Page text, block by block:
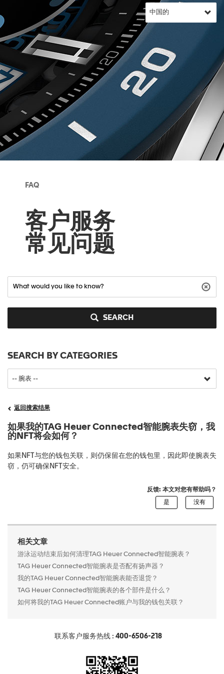
FAQ
客户服务
常见问题
SEARCH
SEARCH BY CATEGORIES
返回搜索结果
如果我的TAG Heuer Connected智能腕表失窃，我
的NFT将会如何？
如果NFT与您的钱包关联，则仍保留在您的钱包里，因此即使腕表失
窃，仍可确保NFT安全。
反馈: 本文对您有帮助吗？
相关文章
游泳运动结束后如何清理TAG Heuer Connected智能腕表？
TAG Heuer Connected智能腕表是否配有扬声器？
我的TAG Heuer Connected智能腕表能否退货？
TAG Heuer Connected智能腕表的各个部件是什么？
如何将我的TAG Heuer Connected账户与我的钱包关联？
联系客户服务热线 : 400-6506-218